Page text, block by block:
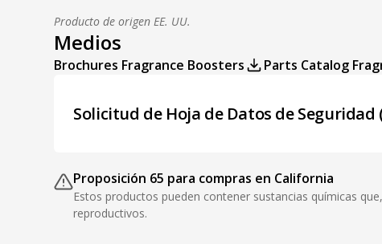
Producto de origen EE. UU.
Medios
Brochures Fragrance Boosters Parts Catalog
Solicitud de Hoja de Datos de Seguridad
Proposición 65 para compras en California
Estos productos pueden contener sustancias químicas
reproductivos.